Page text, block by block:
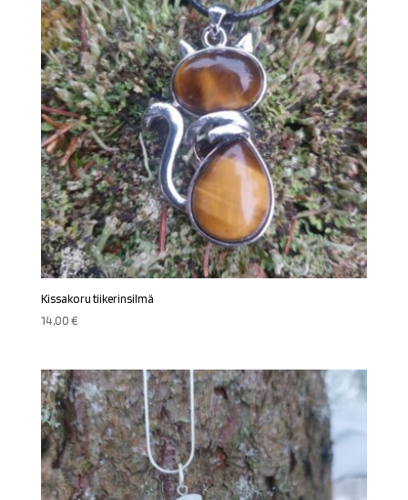
Kissakoru tiikerinsilmä
14,00€